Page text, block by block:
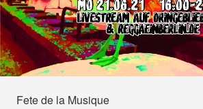
Fete de la Musique